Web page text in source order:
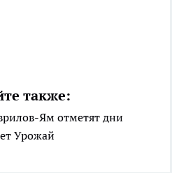
также:
Ям отметят дни
Урожай